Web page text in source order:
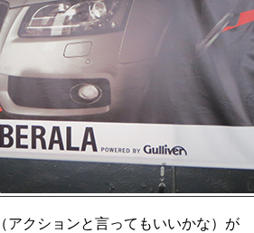
アクションと言ってもいいかな）が